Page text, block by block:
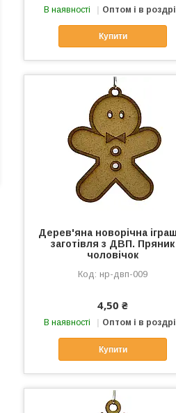
В наявності Оптом і в
Купити
Дерев'яна новорічна
заготівля з ДВП. Пряник
чоловічок
нр-двп-009
4,50 ₴
В наявності Оптом і в
Купити